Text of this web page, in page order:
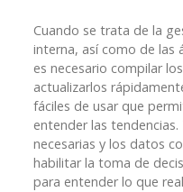
Cuando se trata de la
interna, así como de las
es necesario compilar
actualizarlos
fáciles de usar que
entender las
necesarias y los datos
habilitar la toma de
para entender lo que